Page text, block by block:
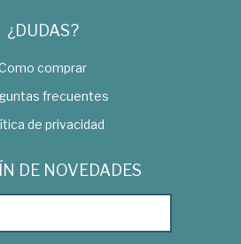
¿DUDAS?
comprar
frecuentes
de privacidad
DE NOVEDADES